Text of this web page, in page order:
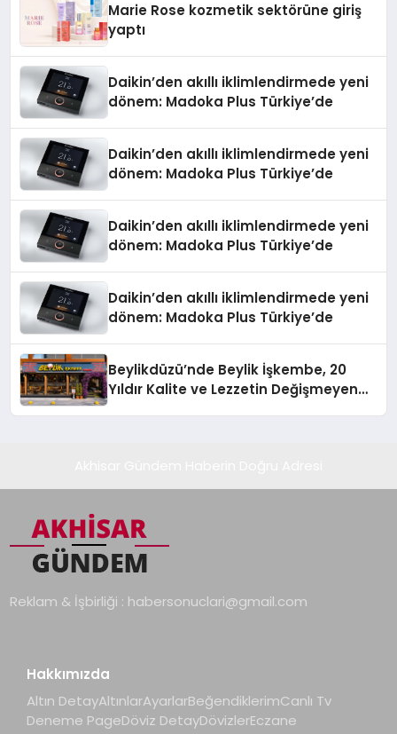
Marie Rose kozmetik sektörüne giriş
yaptı
Daikin’den akıllı iklimlendirmede yeni
dönem: Madoka Plus Türkiye’de
Daikin’den akıllı iklimlendirmede yeni
dönem: Madoka Plus Türkiye’de
Daikin’den akıllı iklimlendirmede yeni
dönem: Madoka Plus Türkiye’de
Daikin’den akıllı iklimlendirmede yeni
dönem: Madoka Plus Türkiye’de
Beylikdüzü’nde Beylik İşkembe, 20
Yıldır Kalite ve Lezzetin Değişmeyen
Reklam & İşbirliği : habersonuclari@gmail.com
Hakkımızda
Altın DetayAltınlarAyarlarBeğendiklerimCanlı Tv
Deneme PageDöviz DetayDövizlerEczane